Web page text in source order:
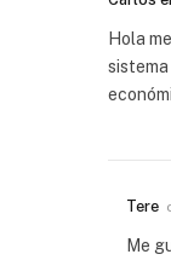
Hola
Tere
Me